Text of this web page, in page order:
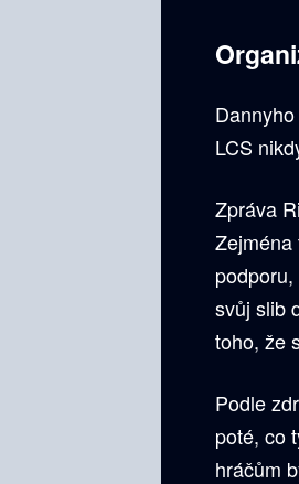
LCS
Zpráva
Zejména
svůj slib
toho, že
Podle
poté, co
hráčům